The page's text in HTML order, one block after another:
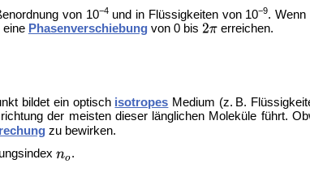
von 10−4und in Flüssigkeiten von 10−9. Wenn
eine Phasenverschiebungvon 0 bis erreichen.
bildet ein optisch isotropes Medium (z. B.
der meisten dieser länglichen Moleküle führt.
zu bewirken.
.